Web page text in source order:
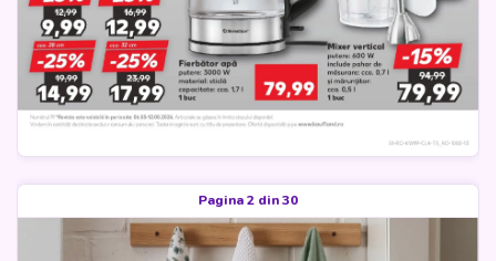
Pagina 2 din 30